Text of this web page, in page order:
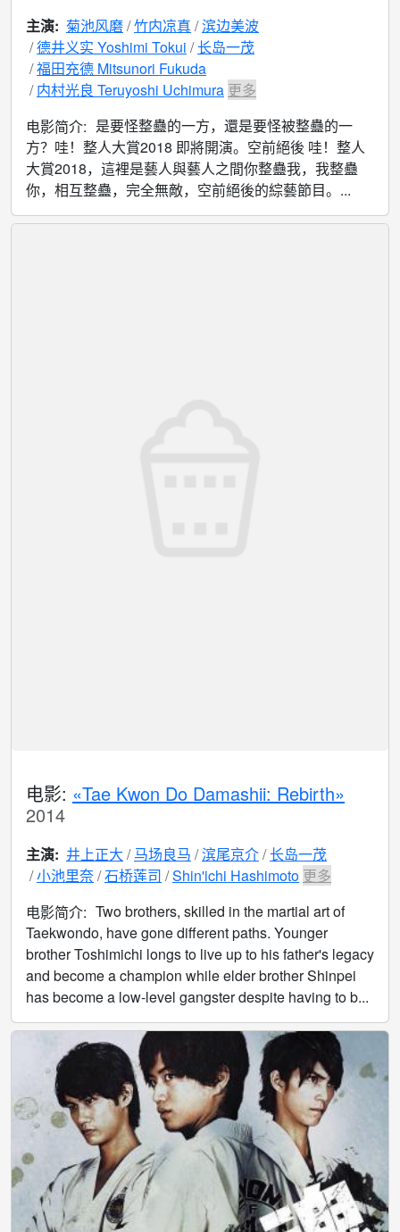
主演: 菊池风磨 竹内凉真 滨边美波
德井义实 Yoshimi Tokui 长岛一茂
福田充德 Mitsunori Fukuda
内村光良 Teruyoshi Uchimura 更多
电影简介: 是要怪整蠱的一方，還是要怪被整蠱的一
方？哇！整人大賞2018 即將開演。空前絕後 哇！整人
大賞2018，這裡是藝人與藝人之間你整蠱我，我整蠱
你，相互整蠱，完全無敵，空前絕後的綜藝節目。...
电影: «Tae Kwon Do Damashii: Rebirth»
2014
主演: 井上正大 马场良马 滨尾京介 长岛一茂
小池里奈 石桥莲司 Shin'ichi Hashimoto 更多
电影简介: Two brothers, skilled in the martial art of
Taekwondo, have gone different paths. Younger
brother Toshimichi longs to live up to his father's legacy
and become a champion while elder brother Shinpei
has become a low-level gangster despite having to b...